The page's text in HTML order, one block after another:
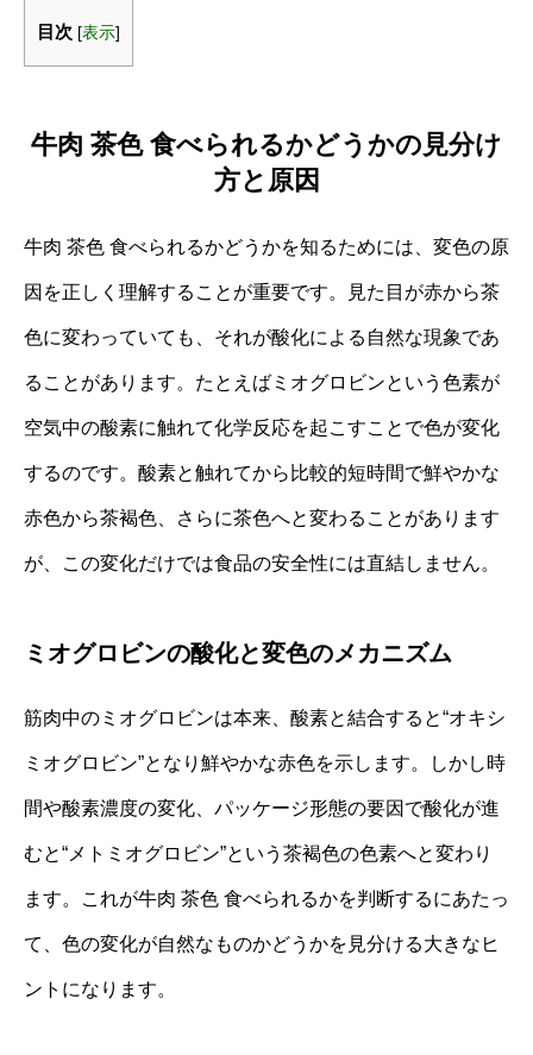
目次 [表示]
牛肉 茶色 食べられるかどうかの見分け
方と原因
牛肉 茶色 食べられるかどうかを知るためには、変色の原
因を正しく理解することが重要です。見た目が赤から茶
色に変わっていても、それが酸化による自然な現象であ
ることがあります。たとえばミオグロビンという色素が
空気中の酸素に触れて化学反応を起こすことで色が変化
するのです。酸素と触れてから比較的短時間で鮮やかな
赤色から茶褐色、さらに茶色へと変わることがあります
が、この変化だけでは食品の安全性には直結しません。
ミオグロビンの酸化と変色のメカニズム
筋肉中のミオグロビンは本来、酸素と結合すると“オキシ
ミオグロビン”となり鮮やかな赤色を示します。しかし時
間や酸素濃度の変化、パッケージ形態の要因で酸化が進
むと“メトミオグロビン”という茶褐色の色素へと変わり
ます。これが牛肉 茶色 食べられるかを判断するにあたっ
て、色の変化が自然なものかどうかを見分ける大きなヒ
ントになります。